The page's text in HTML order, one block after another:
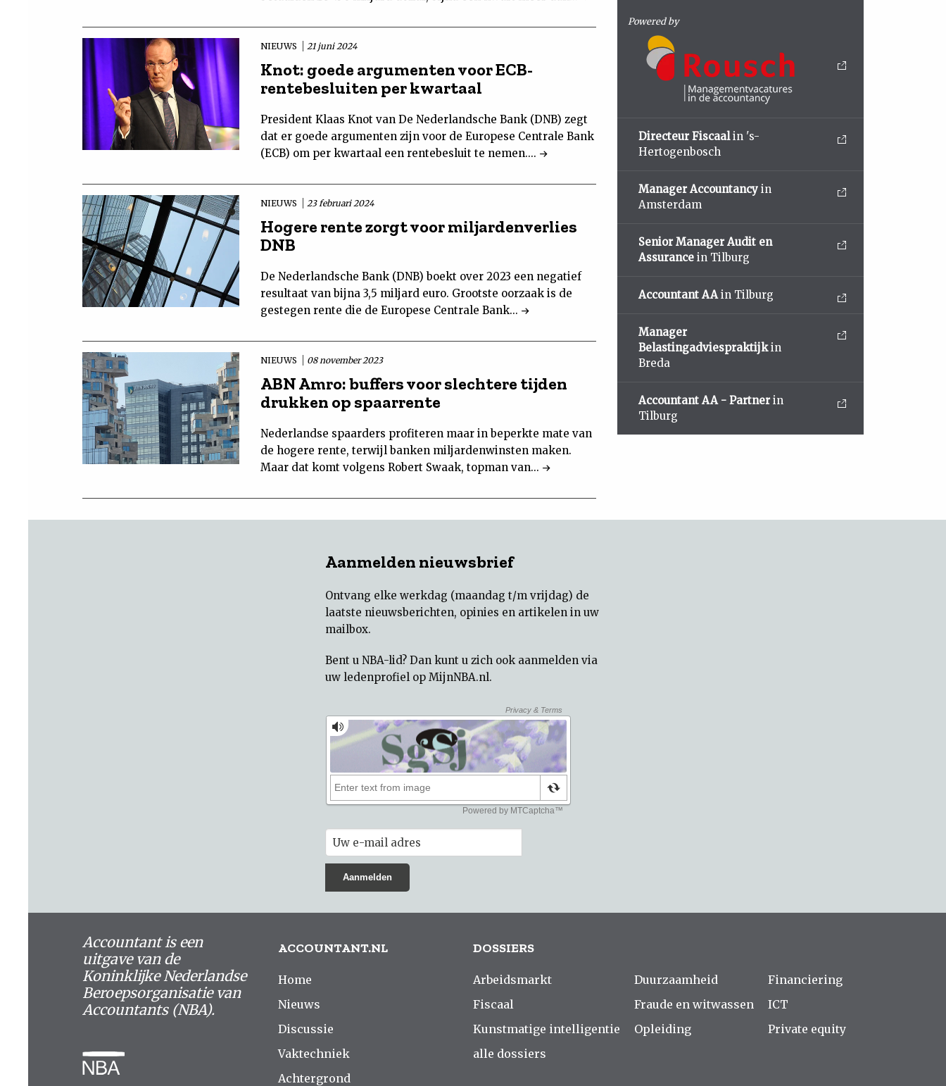
NIEUWS 21 juni 2024
Knot: goede argumenten voor ECB-
rentebesluiten per kwartaal
President Klaas Knot van De Nederlandsche Bank (DNB) zegt
dat er goede argumenten zijn voor de Europese Centrale Bank
(ECB) om per kwartaal een rentebesluit te nemen....
NIEUWS 23 februari 2024
Hogere rente zorgt voor miljardenverlies
DNB
De Nederlandsche Bank (DNB) boekt over 2023 een negatief
resultaat van bijna 3,5 miljard euro. Grootste oorzaak is de
gestegen rente die de Europese Centrale Bank...
NIEUWS 08 november 2023
ABN Amro: buffers voor slechtere tijden
drukken op spaarrente
Nederlandse spaarders profiteren maar in beperkte mate van
de hogere rente, terwijl banken miljardenwinsten maken.
Maar dat komt volgens Robert Swaak, topman van...
Powered by
Directeur Fiscaalin 's-
Hertogenbosch
Manager Accountancy in
Amsterdam
Senior Manager Audit en
Assurance in Tilburg
Accountant AAin Tilburg
Manager
Belastingadviespraktijkin
Breda
Accountant AA - Partner in
Tilburg
Aanmelden nieuwsbrief
Ontvang elke werkdag (maandag t/m vrijdag) de
laatste nieuwsberichten, opinies en artikelen in uw
mailbox.
Bent u NBA-lid? Dan kunt u zich ook aanmelden via
uw ledenprofiel op MijnNBA.nl.
Accountant is een
uitgave van de
Koninklijke Nederlandse
Beroepsorganisatie van
Accountants (NBA).
ACCOUNTANT.NL
Home
Nieuws
Discussie
Vaktechniek
Achtergrond
DOSSIERS
Arbeidsmarkt
Fiscaal
Kunstmatige intelligentie
alle dossiers
Duurzaamheid
Fraude en witwassen
Opleiding
Financiering
ICT
Private equity